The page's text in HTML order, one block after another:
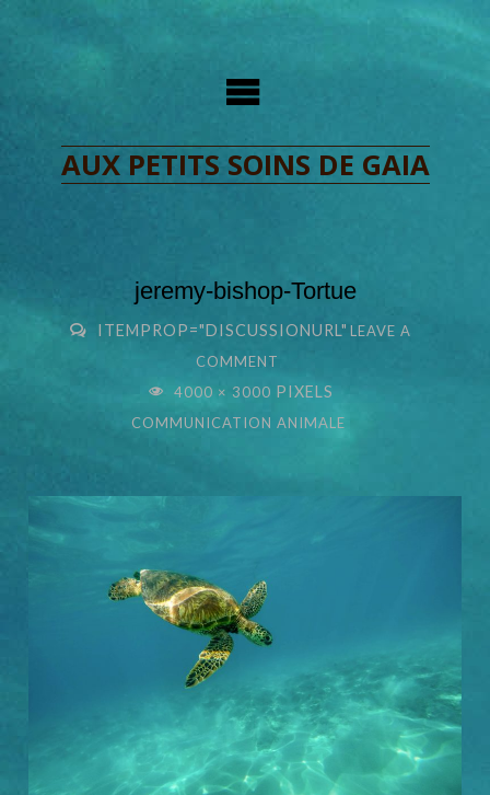
AUX PETITS SOINS DE GAIA
jeremy-bishop-Tortue
ITEMPROP="DISCUSSIONURL" LEAVE A
COMMENT
FULL
SIZE
4000 × 3000 PIXELS
COMMUNICATION ANIMALE